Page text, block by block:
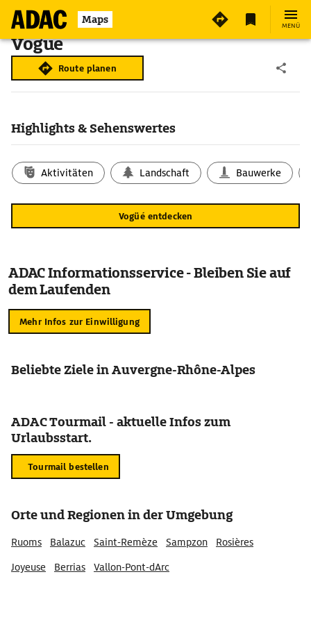
Maps MENÜ
Vogüé
Route planen
Highlights & Sehenswertes
Aktivitäten Landschaft Bauwerke
Vogüé entdecken
ADAC Informationsservice - Bleiben Sie auf
dem Laufenden
Mehr Infos zur Einwilligung
Beliebte Ziele in Auvergne-Rhône-Alpes
ADAC Tourmail - aktuelle Infos zum
Urlaubsstart.
Tourmail bestellen
Orte und Regionen in der Umgebung
Ruoms Balazuc Saint-Remèze Sampzon
Rosières
Joyeuse
Berrias Vallon-Pont-dArc